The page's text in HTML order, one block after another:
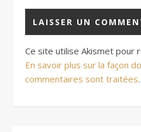
Ce site utilise Akismet pour
En savoir plus sur la façon
commentaires sont traitées.